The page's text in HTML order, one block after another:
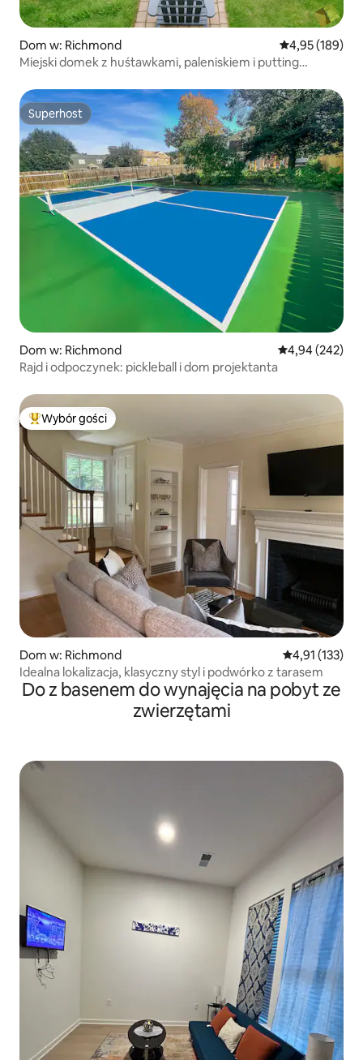
Dom w: Richmond Średnia
4,95 (189)
Miejski domek z huśtawkami, paleniskiem i putting
Superhost
Superhost
Dom w: Richmond Średnia
4,94 (242)
Rajd i odpoczynek: pickleball i dom projektanta
Najpopularniejsze z kategorii Wybór gości
Wybór gości
Dom w: Richmond Średnia
4,91 (133)
Idealna lokalizacja, klasyczny styl i podwórko z tarasem
Do z basenem do wynajęcia na pobyt ze
zwierzętami